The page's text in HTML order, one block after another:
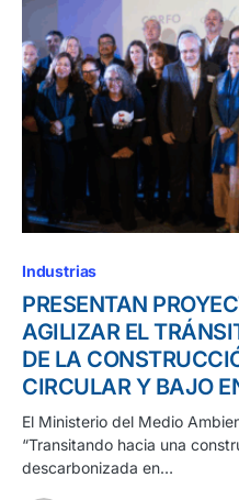
Industrias
PRESENTAN
AGILIZAR EL
DE LA
CIRCULAR Y BAJO
El Ministerio del Medio
“Transitando hacia una
descarbonizada en…